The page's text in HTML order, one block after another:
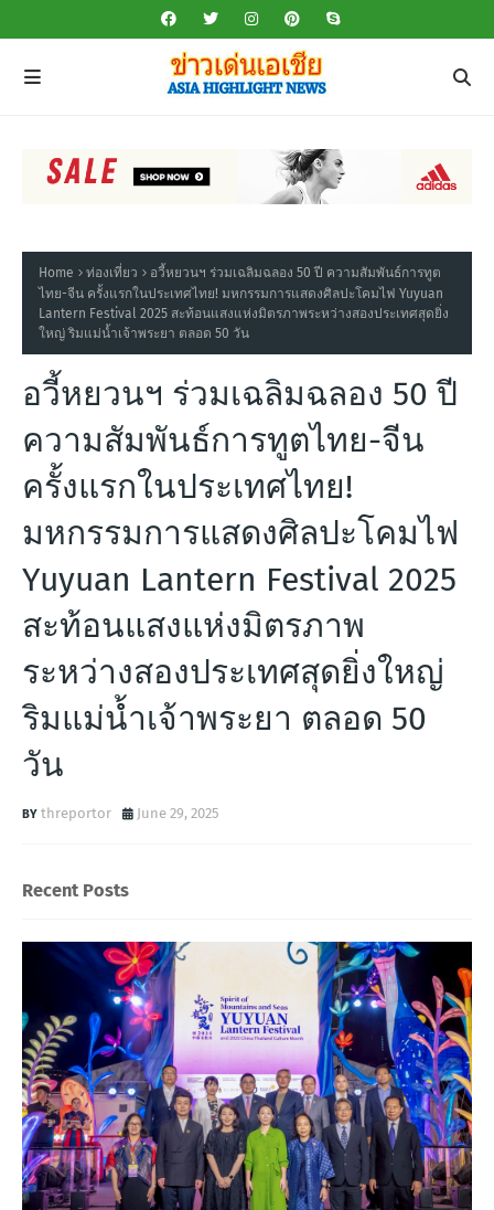
Home ท่องเที่ยว
อวี้หยวนฯ ร่วมเฉลิมฉลอง 50 ปี ความสัมพันธ์การทูต
ไทย-จีน ครั้งแรกในประเทศไทย! มหกรรมการแสดงศิลปะโคมไฟ Yuyuan
Lantern Festival 2025 สะท้อนแสงแห่งมิตรภาพระหว่างสองประเทศสุดยิ่ง
ใหญ่ ริมแม่น้ำเจ้าพระยา ตลอด 50 วัน
อวี้หยวนฯ ร่วมเฉลิมฉลอง 50 ปี
ความสัมพันธ์การทูตไทย-จีน
ครั้งแรกในประเทศไทย!
มหกรรมการแสดงศิลปะโคมไฟ
Yuyuan Lantern Festival 2025
สะท้อนแสงแห่งมิตรภาพ
ระหว่างสองประเทศสุดยิ่งใหญ่
ริมแม่น้ำเจ้าพระยา ตลอด 50
วัน
threportor June 29, 2025
Recent Posts